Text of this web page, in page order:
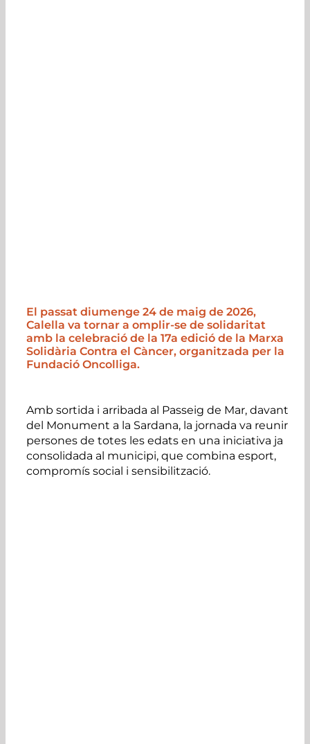
El passat diumenge 24 de maig de 2026,
Calella va tornar a omplir-se de solidaritat
amb la celebració de la 17a edició de la Marxa
Solidària Contra el Càncer, organitzada per la
Fundació Oncolliga.
Amb sortida i arribada al Passeig de Mar, davant
del Monument a la Sardana, la jornada va reunir
persones de totes les edats en una iniciativa ja
consolidada al municipi, que combina esport,
compromís social i sensibilització.